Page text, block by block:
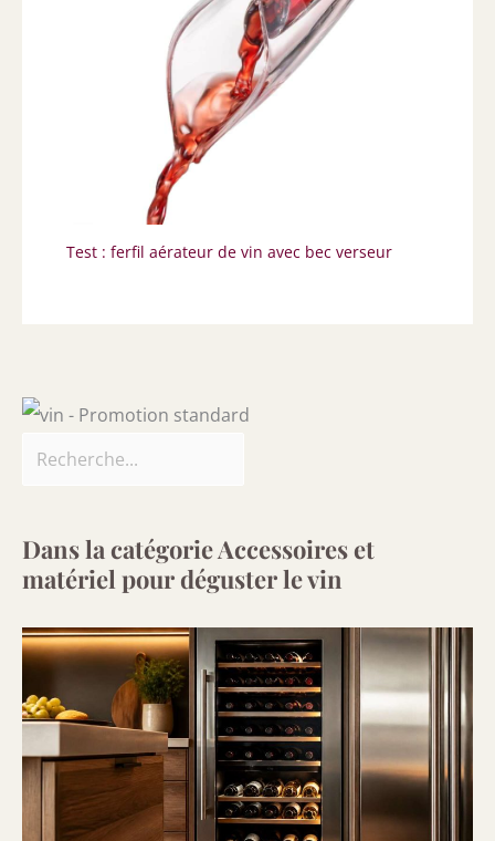
Test : ferfil aérateur de vin avec bec verseur
Dans la catégorie Accessoires et
matériel pour déguster le vin